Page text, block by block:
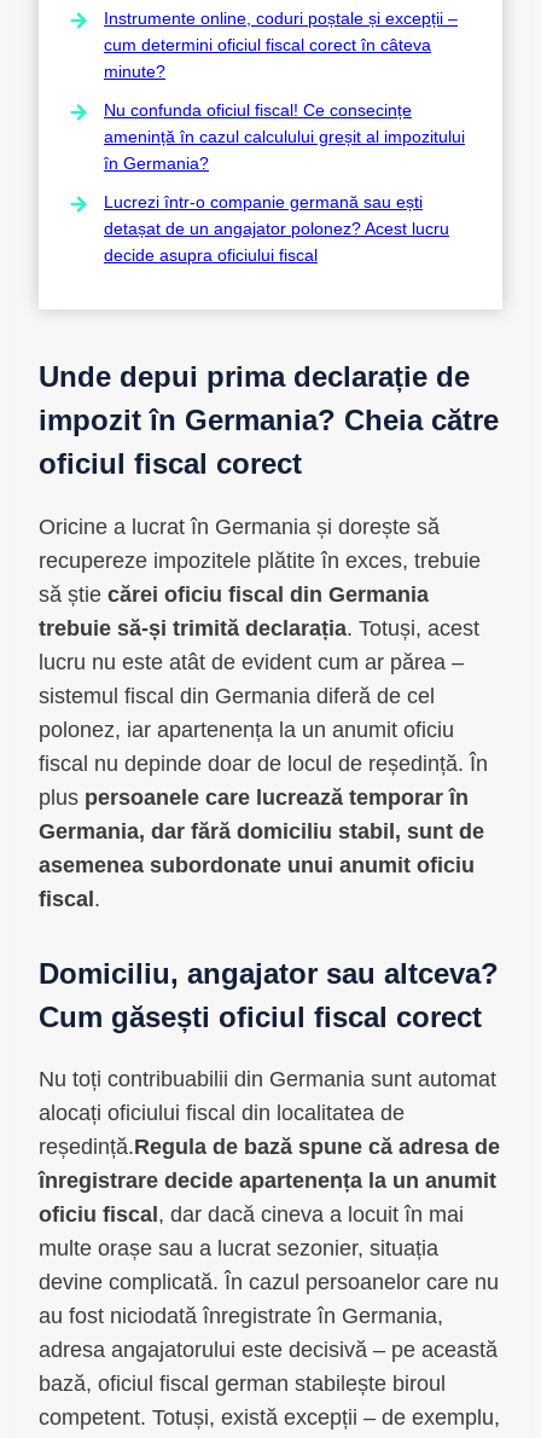
Instrumente online, coduri poștale și excepții –
cum determini oficiul fiscal corect în câteva
minute?
Nu confunda oficiul fiscal! Ce consecințe
amenință în cazul calculului greșit al impozitului
în Germania?
Lucrezi într-o companie germană sau ești
detașat de un angajator polonez? Acest lucru
decide asupra oficiului fiscal
Unde depui prima declarație de
impozit în Germania? Cheia către
oficiul fiscal corect
Oricine a lucrat în Germania și dorește să
recupereze impozitele plătite în exces, trebuie
să știe cărei oficiu fiscal din Germania
trebuie să-și trimită declarația. Totuși, acest
lucru nu este atât de evident cum ar părea –
sistemul fiscal din Germania diferă de cel
polonez, iar apartenența la un anumit oficiu
fiscal nu depinde doar de locul de reședință. În
plus persoanele care lucrează temporar în
Germania, dar fără domiciliu stabil, sunt de
asemenea subordonate unui anumit oficiu
fiscal.
Domiciliu, angajator sau altceva?
Cum găsești oficiul fiscal corect
Nu toți contribuabilii din Germania sunt automat
alocați oficiului fiscal din localitatea de
reședință.Regula de bază spune că adresa de
înregistrare decide apartenența la un anumit
oficiu fiscal , dar dacă cineva a locuit în mai
multe orașe sau a lucrat sezonier, situația
devine complicată. În cazul persoanelor care nu
au fost niciodată înregistrate în Germania,
adresa angajatorului este decisivă – pe această
bază, oficiul fiscal german stabilește biroul
competent. Totuși, există excepții – de exemplu,